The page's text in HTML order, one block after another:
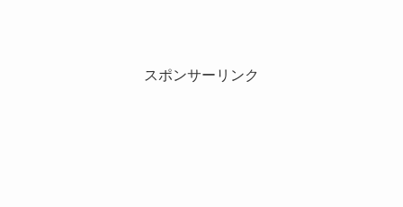
スポンサーリンク